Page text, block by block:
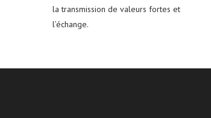
la transmission de valeurs fortes et
l’échange.